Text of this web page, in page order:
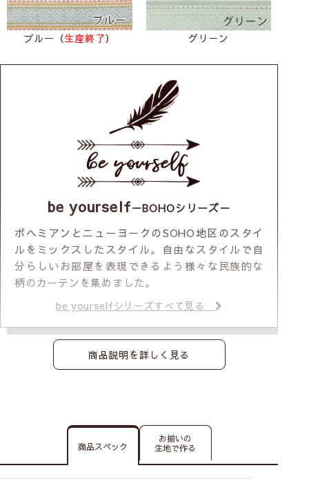
ブルー（生産終了） グリーン
be yourself－BOHOシリーズ－
ボヘミアンとニューヨークのSOHO地区のスタイ
ルをミックスしたスタイル。自由なスタイルで自
分らしいお部屋を表現できるよう様々な民族的な
柄のカーテンを集めました。
be yourselfシリーズすべて見る
商品説明を詳しく見る
商品スペック
お揃いの
生地で作る